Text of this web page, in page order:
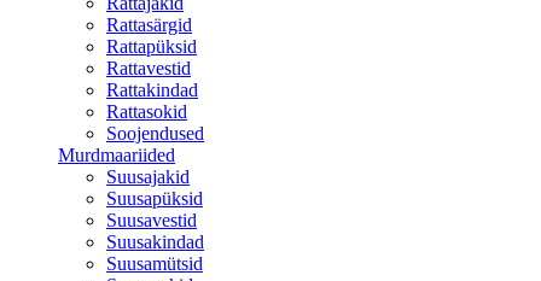
Rattasärgid
Rattapüksid
Rattavestid
Rattakindad
Rattasokid
Soojendused
Murdmaariided
Suusajakid
Suusapüksid
Suusavestid
Suusakindad
Suusamütsid